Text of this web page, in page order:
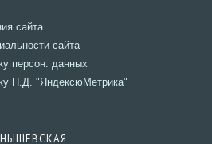
сайтаОткроется
в
вкладке
сайтаОткроется
в
вкладке
персон. данных
в
П.Д. "ЯндексюМетрика"